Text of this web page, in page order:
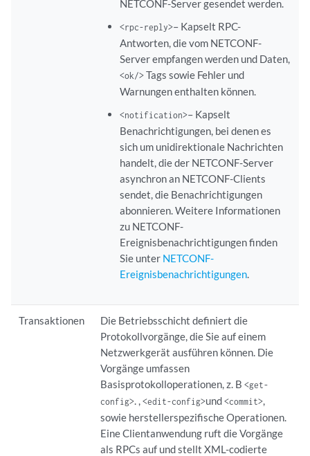
NETCONF-Server gesendet werden.
<rpc-reply>– Kapselt RPC-
Antworten, die vom NETCONF-
Server empfangen werden und Daten,
<ok/>Tags sowie Fehler und
Warnungen enthalten können.
<notification>– Kapselt
Benachrichtigungen, bei denen es
sich um unidirektionale Nachrichten
handelt, die der NETCONF-Server
asynchron an NETCONF-Clients
sendet, die Benachrichtigungen
abonnieren. Weitere Informationen
zu NETCONF-
Ereignisbenachrichtigungen finden
Sie unter NETCONF-
Ereignisbenachrichtigungen.
Transaktionen
Die Betriebsschicht definiert die
Protokollvorgänge, die Sie auf einem
Netzwerkgerät ausführen können. Die
Vorgänge umfassen
Basisprotokolloperationen, z. B<get-
config>. ,<edit-config>und<commit>,
sowie herstellerspezifische Operationen.
Eine Clientanwendung ruft die Vorgänge
als RPCs auf und stellt XML-codierte